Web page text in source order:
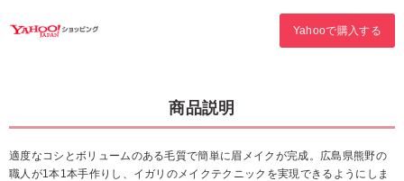
Yahooで購入する
商品説明
適度なコシとボリュームのある毛質で簡単に眉メイクが完成。広島県熊野の
職人が1本1本手作りし、イガリのメイクテクニックを実現できるようにしま